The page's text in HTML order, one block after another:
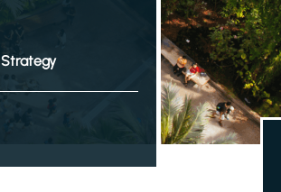
Strategy